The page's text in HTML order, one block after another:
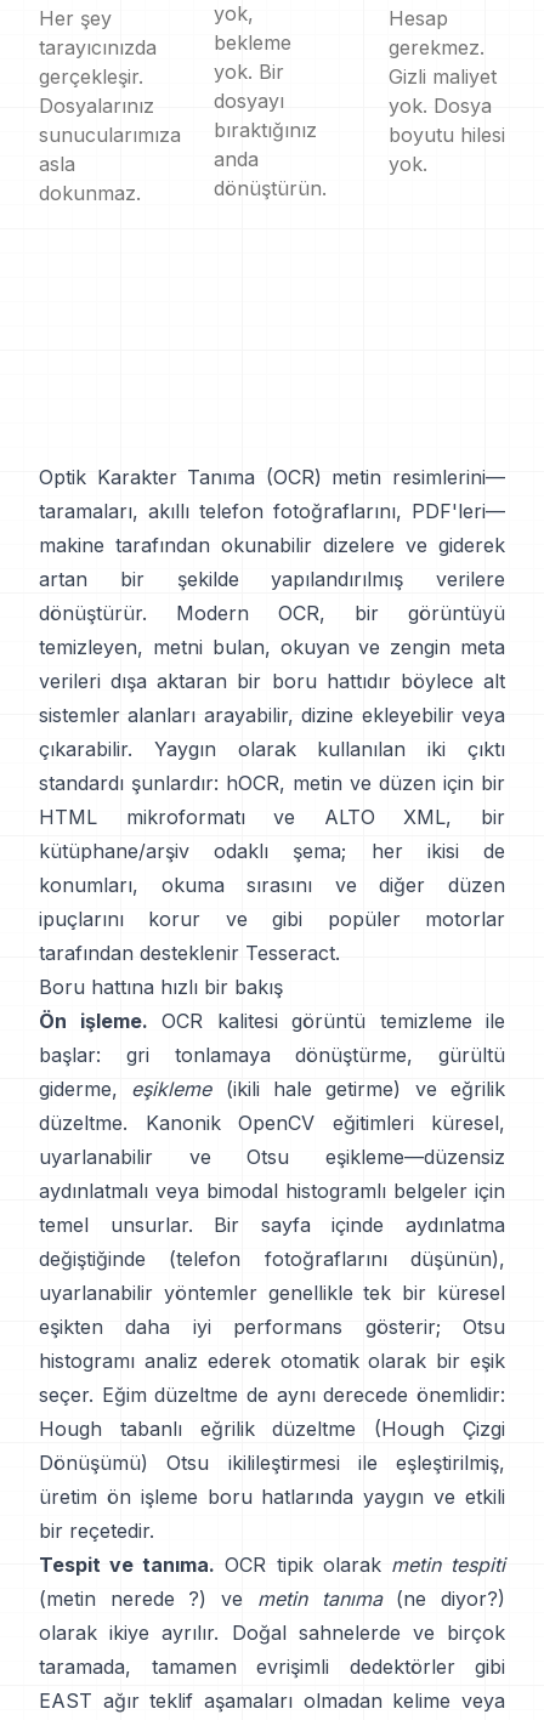
Her şey
tarayıcınızda
gerçekleşir.
Dosyalarınız
sunucularımıza
asla
dokunmaz.
yok,
bekleme
yok. Bir
dosyayı
bıraktığınız
anda
dönüştürün.
Hesap
gerekmez.
Gizli maliyet
yok. Dosya
boyutu hilesi
yok.
Optik Karakter Tanıma (OCR) metin resimlerini—
taramaları, akıllı telefon fotoğraflarını, PDF'leri—
makine tarafından okunabilir dizelere ve giderek
artan bir şekilde yapılandırılmış verilere
dönüştürür. Modern OCR, bir görüntüyü
temizleyen, metni bulan, okuyan ve zengin meta
verileri dışa aktaran bir boru hattıdır böylece alt
sistemler alanları arayabilir, dizine ekleyebilir veya
çıkarabilir. Yaygın olarak kullanılan iki çıktı
standardı şunlardır: hOCR, metin ve düzen için bir
HTML mikroformatı ve
ALTO XML, bir
kütüphane/arşiv odaklı şema; her ikisi de
konumları, okuma sırasını ve diğer düzen
ipuçlarını korur ve gibi popüler motorlar
tarafından desteklenir Tesseract.
Boru hattına hızlı bir bakış
Ön işleme. OCR kalitesi görüntü temizleme ile
başlar: gri tonlamaya dönüştürme, gürültü
giderme,
eşikleme(ikili hale getirme) ve eğrilik
düzeltme. Kanonik OpenCV eğitimleri küresel,
uyarlanabilir
ve Otsu
eşikleme—düzensiz
aydınlatmalı veya bimodal histogramlı belgeler için
temel unsurlar. Bir sayfa içinde aydınlatma
değiştiğinde (telefon fotoğraflarını düşünün),
uyarlanabilir yöntemler genellikle tek bir küresel
eşikten daha iyi performans gösterir; Otsu
histogramı analiz ederek otomatik olarak bir eşik
seçer. Eğim düzeltme de aynı derecede önemlidir:
Hough tabanlı eğrilik düzeltme (Hough Çizgi
Dönüşümü) Otsu ikilileştirmesi ile eşleştirilmiş,
üretim ön işleme boru hatlarında yaygın ve etkili
bir reçetedir.
Tespit ve tanıma. OCR tipik olarak metin tespiti
(metin nerede ?) ve metin tanıma(ne diyor?)
olarak ikiye ayrılır. Doğal sahnelerde ve birçok
taramada, tamamen evrişimli dedektörler gibi
EAST ağır teklif aşamaları olmadan kelime veya